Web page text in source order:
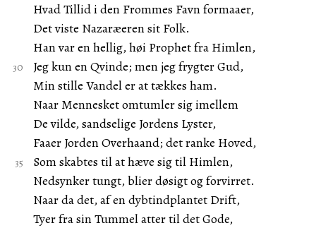
Hvad Tillid i den Frommes Favn formaaer,
Det viste Nazaræeren sit Folk.
Han var en hellig, høi Prophet fra Himlen,
Jeg kun en Qvinde; men jeg frygter Gud,
Min stille Vandel er at tækkes ham.
Naar Mennesket omtumler sig imellem
De vilde, sandselige Jordens Lyster,
Faaer Jorden Overhaand; det ranke Hoved,
Som skabtes til at hæve sig til Himlen,
Nedsynker tungt, blier døsigt og forvirret.
Naar da det, af en dybtindplantet Drift,
Tyer fra sin Tummel atter til det Gode,